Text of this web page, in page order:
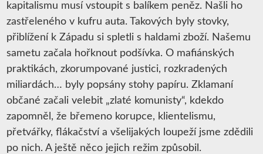
kapitalismu musí vstoupit s balíkem peněz. Našli ho
zastřeleného v kufru auta. Takových byly stovky,
přiblížení k Západu si spletli s haldami zboží. Našemu
sametu začala hořknout podšívka. O mafiánských
praktikách, zkorumpované justici, rozkradených
miliardách… byly popsány stohy papíru. Zklamaní
občané začali velebit „zlaté komunisty“, kdekdo
zapomněl, že břemeno korupce, klientelismu,
přetvářky, flákačství a všelijakých loupeží jsme zdědili
po nich. A ještě něco jejich režim způsobil.